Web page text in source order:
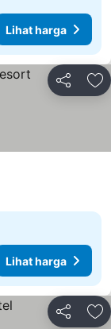
Lihat harga
Kongsi
Lihat harga
Kongsi